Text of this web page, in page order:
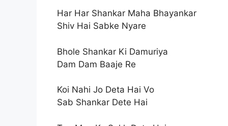
Har Har Shankar Maha Bhayankar
Shiv Hai Sabke Nyare
Bhole Shankar Ki Damuriya
Dam Dam Baaje Re
Koi Nahi Jo Deta Hai Vo
Sab Shankar Dete Hai